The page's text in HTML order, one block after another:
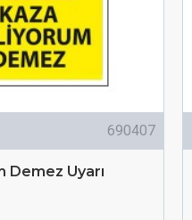
690407
Demez Uyarı